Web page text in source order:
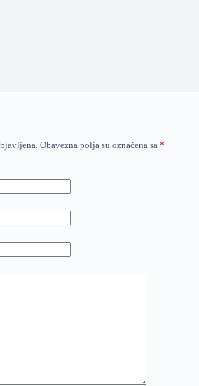
Obavezna polja su označena sa *